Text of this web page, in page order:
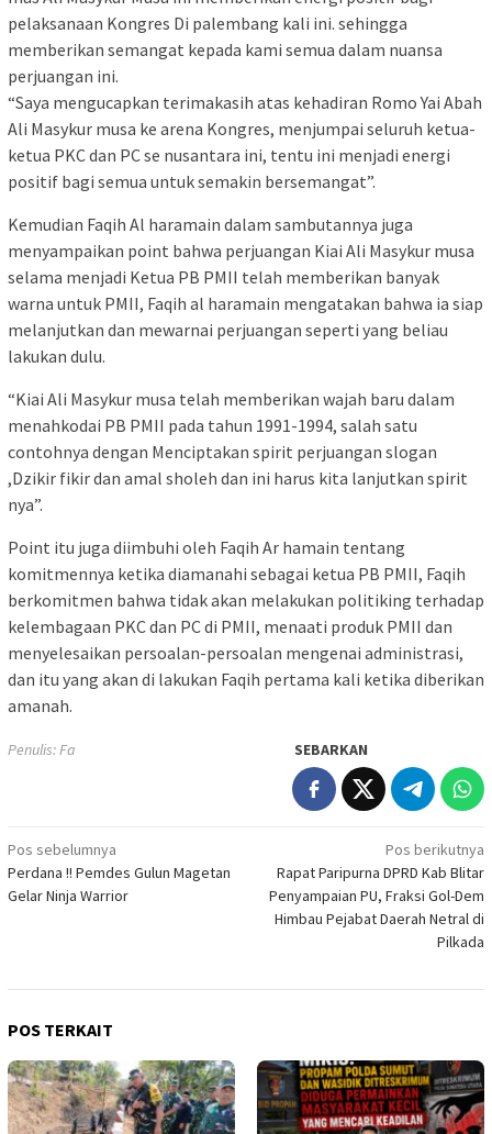
pelaksanaan Kongres Di palembang kali ini. sehingga
memberikan semangat kepada kami semua dalam nuansa
perjuangan ini.
“Saya mengucapkan terimakasih atas kehadiran Romo Yai Abah
Ali Masykur musa ke arena Kongres, menjumpai seluruh ketua-
ketua PKC dan PC se nusantara ini, tentu ini menjadi energi
positif bagi semua untuk semakin bersemangat”.
Kemudian Faqih Al haramain dalam sambutannya juga
menyampaikan point bahwa perjuangan Kiai Ali Masykur musa
selama menjadi Ketua PB PMII telah memberikan banyak
warna untuk PMII, Faqih al haramain mengatakan bahwa ia siap
melanjutkan dan mewarnai perjuangan seperti yang beliau
lakukan dulu.
“Kiai Ali Masykur musa telah memberikan wajah baru dalam
menahkodai PB PMII pada tahun 1991-1994, salah satu
contohnya dengan Menciptakan spirit perjuangan slogan
,Dzikir fikir dan amal sholeh dan ini harus kita lanjutkan spirit
nya”.
Point itu juga diimbuhi oleh Faqih Ar hamain tentang
komitmennya ketika diamanahi sebagai ketua PB PMII, Faqih
berkomitmen bahwa tidak akan melakukan politiking terhadap
kelembagaan PKC dan PC di PMII, menaati produk PMII dan
menyelesaikan persoalan-persoalan mengenai administrasi,
dan itu yang akan di lakukan Faqih pertama kali ketika diberikan
amanah.
Penulis: Fa SEBARKAN
Navigasi
pos
Pos sebelumnya
Perdana !! Pemdes Gulun Magetan
Gelar Ninja Warrior
Pos berikutnya
Rapat Paripurna DPRD Kab Blitar
Penyampaian PU, Fraksi Gol-Dem
Himbau Pejabat Daerah Netral di
Pilkada
POS TERKAIT